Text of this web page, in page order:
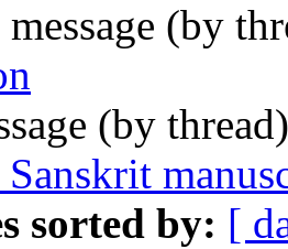
(by
(by
sorted by: [